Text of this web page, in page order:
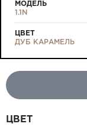
МОДЕЛЬ
1.1N
ЦВЕТ
ДУБ КАРАМЕЛЬ
ЦВЕТ